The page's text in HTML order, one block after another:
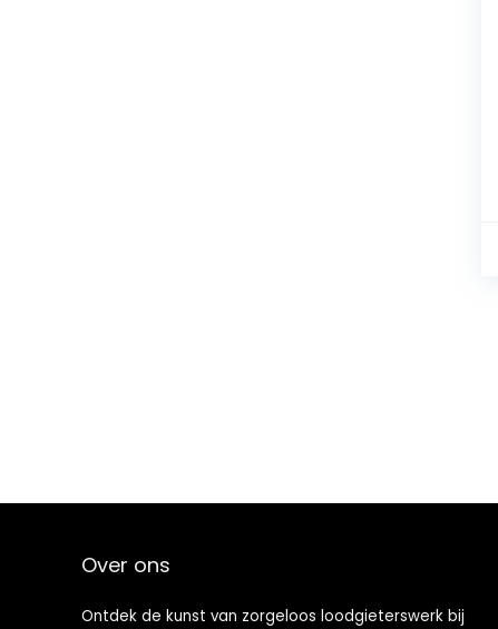
Over ons
Ontdek de kunst van zorgeloos loodgieterswerk bij